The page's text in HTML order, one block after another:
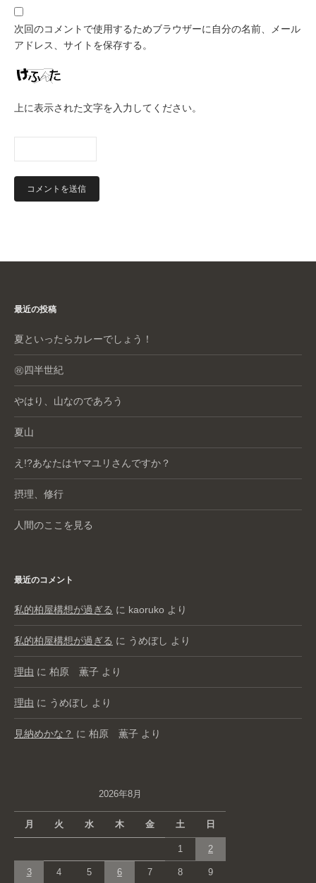
次回のコメントで使用するためブラウザーに自分の名前、メール
アドレス、サイトを保存する。
上に表示された文字を入力してください。
最近の投稿
夏といったらカレーでしょう！
㊗️四半世紀
やはり、山なのであろう
夏山
え!?あなたはヤマユリさんですか？
摂理、修行
人間のここを見る
最近のコメント
私的柏屋構想が過ぎる に kaoruko より
私的柏屋構想が過ぎる に うめぼし より
理由 に 柏原 薫子 より
理由 に うめぼし より
見納めかな？ に 柏原 薫子 より
2026年8月
月 火 水 木 金 土 日
1 2
3 4 5 6 7 8 9